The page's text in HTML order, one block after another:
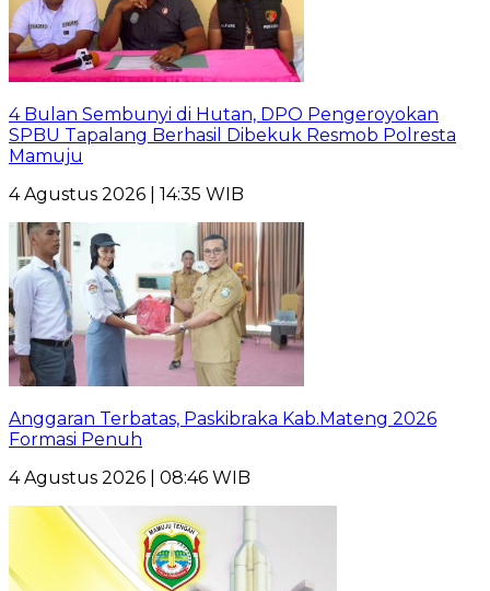
4 Bulan Sembunyi di Hutan, DPO Pengeroyokan
SPBU Tapalang Berhasil Dibekuk Resmob Polresta
Mamuju
4 Agustus 2026 | 14:35 WIB
Anggaran Terbatas, Paskibraka Kab.Mateng 2026
Formasi Penuh
4 Agustus 2026 | 08:46 WIB